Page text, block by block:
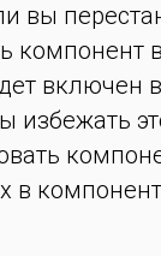
вы
компонент
включен
избежать
в